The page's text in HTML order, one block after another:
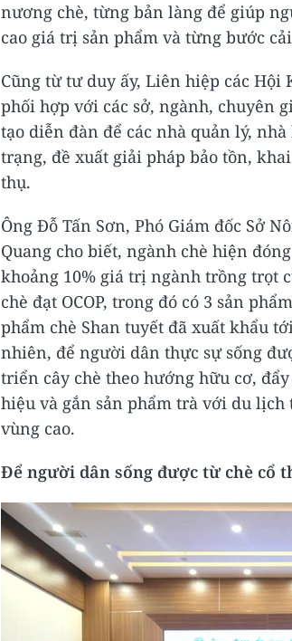
nương chè, từng bản làng để giúp
cao giá trị sản phẩm và từng bước
Cũng từ tư duy ấy, Liên hiệp các Hội
phối hợp với các sở, ngành, chuyên
tạo diễn đàn để các nhà quản lý,
trạng, đề xuất giải pháp bảo tồn,
thụ.
Ông Đỗ Tấn Sơn, Phó Giám đốc Sở
Quang cho biết, ngành chè hiện
khoảng 10% giá trị ngành trồng trọt
chè đạt OCOP, trong đó có 3 sản
phẩm chè Shan tuyết đã xuất khẩu
nhiên, để người dân thực sự sống
triển cây chè theo hướng hữu cơ,
hiệu và gắn sản phẩm trà với du
vùng cao.
Để người dân sống được từ chè cổ